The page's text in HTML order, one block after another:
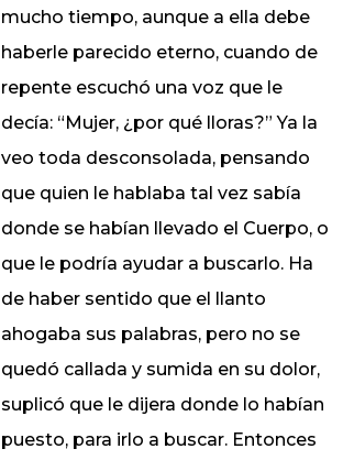
mucho tiempo, aunque a ella debe
haberle parecido eterno, cuando de
repente escuchó una voz que le
decía: “Mujer, ¿por qué lloras?” Ya la
veo toda desconsolada, pensando
que quien le hablaba tal vez sabía
donde se habían llevado el Cuerpo, o
que le podría ayudar a buscarlo. Ha
de haber sentido que el llanto
ahogaba sus palabras, pero no se
quedó callada y sumida en su dolor,
suplicó que le dijera donde lo habían
puesto, para irlo a buscar. Entonces